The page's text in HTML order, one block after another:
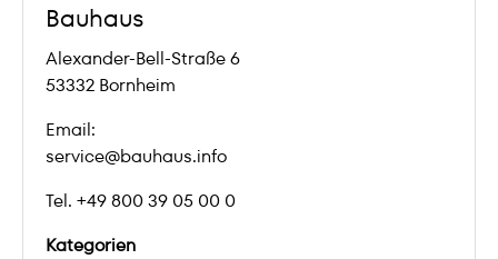
Bauhaus
Alexander-Bell-Straße 6
53332 Bornheim
Email:
service@bauhaus.info
Tel. +49 800 39 05 00 0
Kategorien